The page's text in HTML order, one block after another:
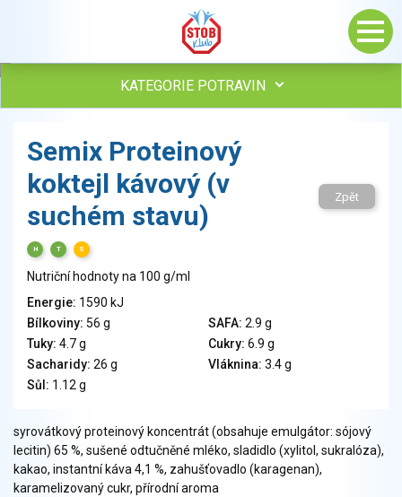
KATEGORIE POTRAVIN
Vejce
Mléko
Mléčné výrobky
Sýry
Veganské a vegetariánské výrobky
Tuky
Obiloviny, mouka, cereální výrobky
Chléb, pečivo, křehké chleby, pufované výrobky
Přílohy
Ovoce
Ořechy, semena
Brambory, luštěniny, houby
Sladkosti, slané výrobky
Zmrzliny
Semix Proteinový
koktejl kávový (v
suchém stavu)
H T S
Zpět
Nutriční hodnoty na 100 g/ml
Energie: 1590 kJ
Bílkoviny: 56 g SAFA: 2.9 g
Tuky: 4.7 g Cukry: 6.9 g
Sacharidy: 26 g Vláknina: 3.4 g
Sůl: 1.12 g
syrovátkový proteinový koncentrát (obsahuje emulgátor: sójový
lecitin) 65 %, sušené odtučněné mléko, sladidlo (xylitol, sukralóza),
kakao, instantní káva 4,1 %, zahušťovadlo (karagenan),
karamelizovaný cukr, přírodní aroma